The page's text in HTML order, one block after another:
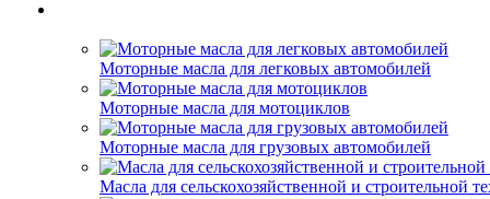
Моторные масла для легковых автомобилей
Моторные масла для мотоциклов
Моторные масла для грузовых автомобилей
Масла для сельскохозяйственной и строительной